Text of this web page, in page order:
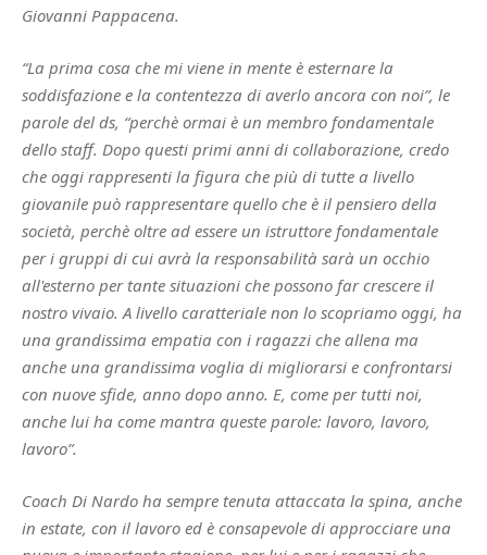
Giovanni Pappacena.
“La prima cosa che mi viene in mente è esternare la
soddisfazione e la contentezza di averlo ancora con noi”, le
parole del ds, “perchè ormai è un membro fondamentale
dello staff. Dopo questi primi anni di collaborazione, credo
che oggi rappresenti la figura che più di tutte a livello
giovanile può rappresentare quello che è il pensiero della
società, perchè oltre ad essere un istruttore fondamentale
per i gruppi di cui avrà la responsabilità sarà un occhio
all'esterno per tante situazioni che possono far crescere il
nostro vivaio. A livello caratteriale non lo scopriamo oggi, ha
una grandissima empatia con i ragazzi che allena ma
anche una grandissima voglia di migliorarsi e confrontarsi
con nuove sfide, anno dopo anno. E, come per tutti noi,
anche lui ha come mantra queste parole: lavoro, lavoro,
lavoro”.
Coach Di Nardo ha sempre tenuta attaccata la spina, anche
in estate, con il lavoro ed è consapevole di approcciare una